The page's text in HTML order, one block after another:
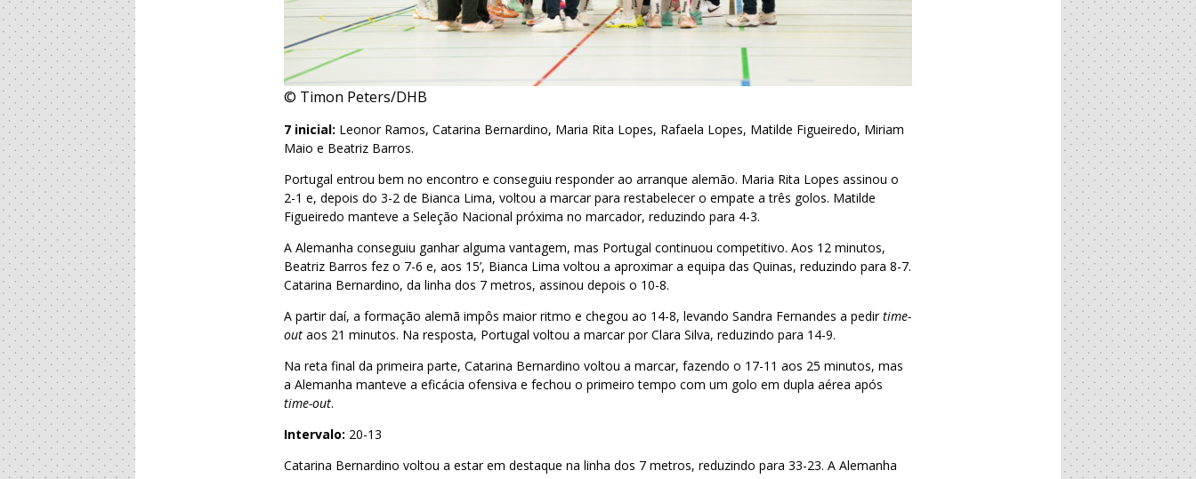
© Timon Peters/DHB
7 inicial: Leonor Ramos, Catarina Bernardino, Maria Rita Lopes, Rafaela Lopes, Matilde Figueiredo, Miriam
Maio e Beatriz Barros.
Portugal entrou bem no encontro e conseguiu responder ao arranque alemão. Maria Rita Lopes assinou o
2-1 e, depois do 3-2 de Bianca Lima, voltou a marcar para restabelecer o empate a três golos. Matilde
Figueiredo manteve a Seleção Nacional próxima no marcador, reduzindo para 4-3.
A Alemanha conseguiu ganhar alguma vantagem, mas Portugal continuou competitivo. Aos 12 minutos,
Beatriz Barros fez o 7-6 e, aos 15’, Bianca Lima voltou a aproximar a equipa das Quinas, reduzindo para 8-7.
Catarina Bernardino, da linha dos 7 metros, assinou depois o 10-8.
A partir daí, a formação alemã impôs maior ritmo e chegou ao 14-8, levando Sandra Fernandes a pedirtime-
out aos 21 minutos. Na resposta, Portugal voltou a marcar por Clara Silva, reduzindo para 14-9.
Na reta final da primeira parte, Catarina Bernardino voltou a marcar, fazendo o 17-11 aos 25 minutos, mas
a Alemanha manteve a eficácia ofensiva e fechou o primeiro tempo com um golo em dupla aérea após
time-out.
Intervalo: 20-13
Catarina Bernardino voltou a estar em destaque na linha dos 7 metros, reduzindo para 33-23. A Alemanha